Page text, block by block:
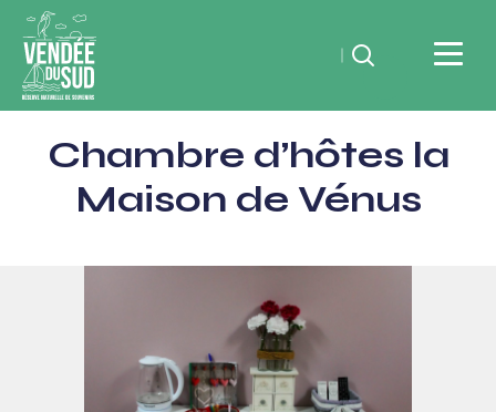
Vendée
naturelle
souvenirs
Rechercher
Chambre d’hôtes la
Maison de Vénus